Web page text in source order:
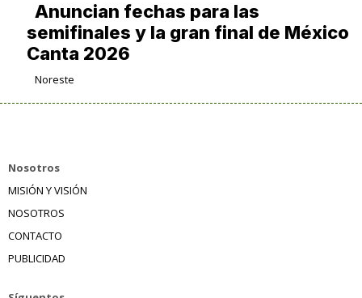
Anuncian fechas para las
semifinales y la gran final de México
Canta 2026
Noreste
Nosotros
MISIÓN Y VISIÓN
NOSOTROS
CONTACTO
PUBLICIDAD